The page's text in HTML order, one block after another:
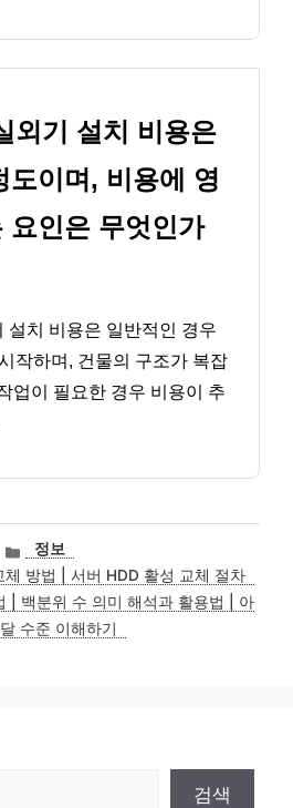
외기 설치 비용은
도이며, 비용에 영
요인은 무엇인가
설치 비용은 일반적인 경우
작하며, 건물의 구조가 복잡
업이 필요한 경우 비용이 추
카
테
고
리
정보
체 방법 | 서버 HDD 활성 교체 절차
| 백분위 수 의미 해석과 활용법 | 아
수준 이해하기
검색